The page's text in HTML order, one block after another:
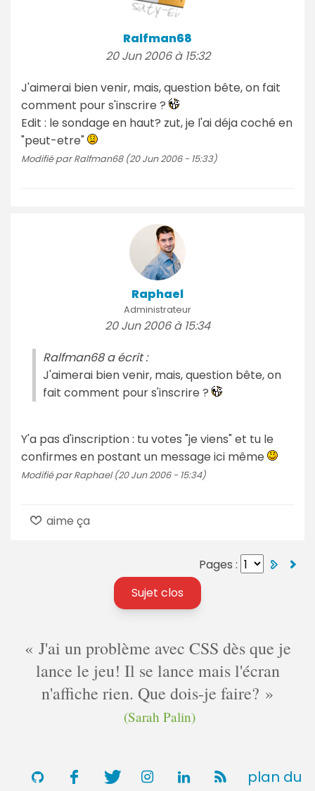
Ralfman68
20 Jun 2006 à 15:32
J'aimerai bien venir, mais, question bête, on fait
comment pour s'inscrire ?
Edit : le sondage en haut? zut, je l'ai déja coché en
"peut-etre"
Modifié par Ralfman68 (20 Jun 2006 - 15:33)
Raphael
Administrateur
20 Jun 2006 à 15:34
Ralfman68 a écrit :
J'aimerai bien venir, mais, question bête, on
fait comment pour s'inscrire ?
Y'a pas d'inscription : tu votes "je viens" et tu le
confirmes en postant un message ici même
Modifié par Raphael (20 Jun 2006 - 15:34)
aime ça
Pages :
Sujet clos
J'ai un problème avec CSS dès que je
lance le jeu! Il se lance mais l'écran
n'affiche rien. Que dois-je faire?
(Sarah Palin)
plan du